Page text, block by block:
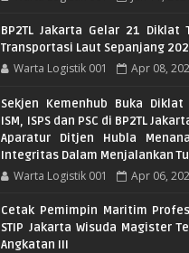
BP2TL Jakarta Gelar 21 Diklat
Transportasi Laut Sepanjang
Warta Logistik 001 Apr 08,
Sekjen Kemenhub Buka Diklat
ISM, ISPS dan PSC di BP2TL
Aparatur Ditjen Hubla
Integritas Dalam Menjalankan
Warta Logistik 001 Apr 06,
Cetak Pemimpin Maritim
STIP Jakarta Wisuda Magister
Angkatan III